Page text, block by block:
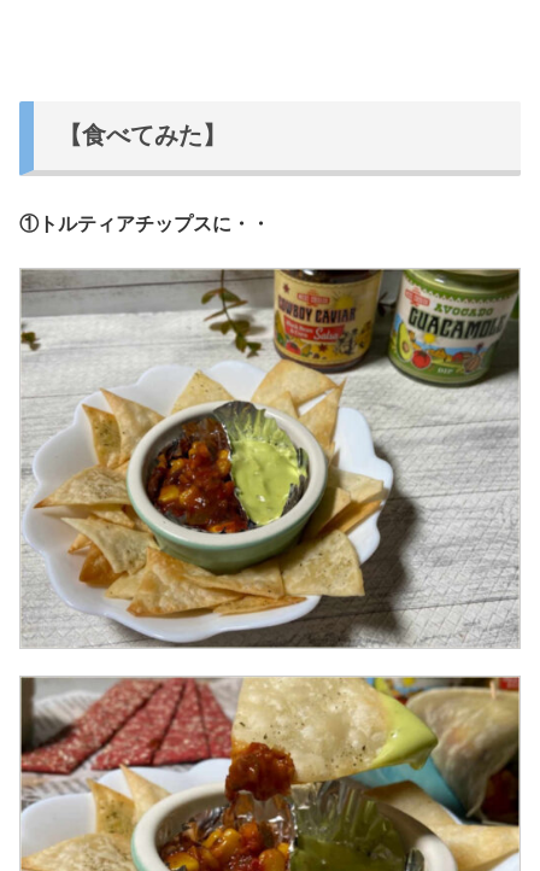
【食べてみた】
①トルティアチップスに・・